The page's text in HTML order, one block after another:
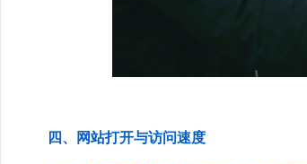
四、网站打开与访问速度